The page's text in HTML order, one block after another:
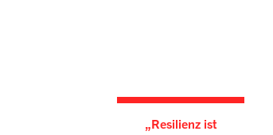
„Resilienz ist